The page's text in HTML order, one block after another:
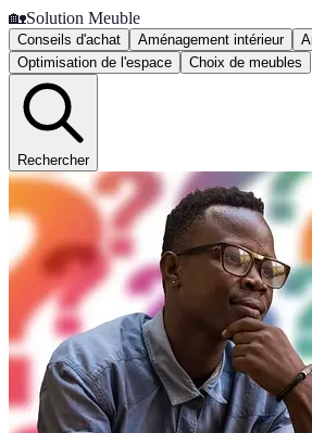
🏡Solution Meuble
Conseils d'achat Aménagement intérieur
Optimisation de l'espace
Choix de meubles
Rechercher